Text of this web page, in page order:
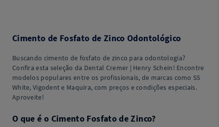
Cimento de Fosfato de Zinco Odontológico
Buscando cimento de fosfato de zinco para odontologia?
Confira esta seleção da Dental Cremer | Henry Schein! Encontre
modelos populares entre os profissionais, de marcas como SS
White, Vigodent e Maquira, com preços e condições especiais.
Aproveite!
O que é o Cimento Fosfato de Zinco?